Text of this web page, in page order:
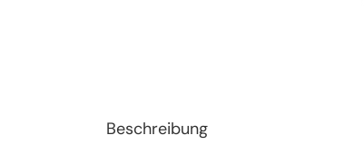
Beschreibung